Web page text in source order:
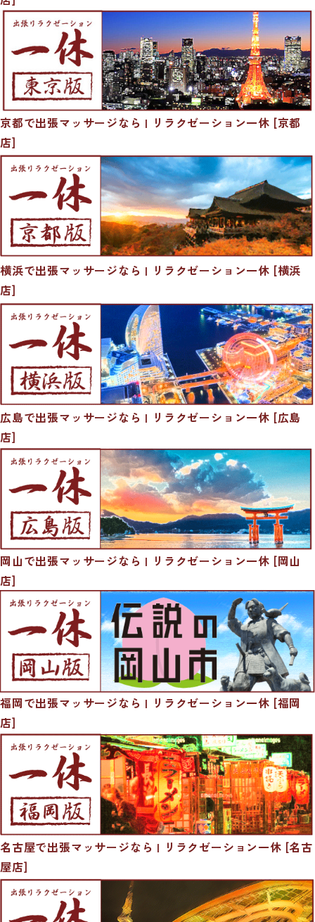
京都で出張マッサージなら | リラクゼーション一休 [京都
店]
横浜で出張マッサージなら | リラクゼーション一休 [横浜
店]
広島で出張マッサージなら | リラクゼーション一休 [広島
店]
岡山で出張マッサージなら | リラクゼーション一休 [岡山
店]
福岡で出張マッサージなら | リラクゼーション一休 [福岡
店]
名古屋で出張マッサージなら | リラクゼーション一休 [名古
屋店]